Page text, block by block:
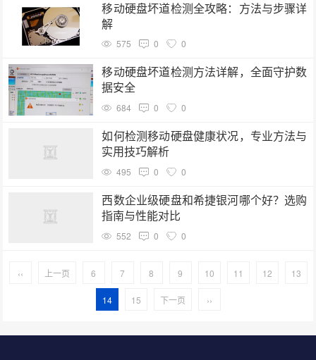
移动硬盘坏道检测全攻略：方法与步骤详
解
575 0 0
移动硬盘坏道检测方法详解，全面守护数
据安全
684 0 0
如何检测移动硬盘健康状况，专业方法与
实用技巧解析
495 0 0
西数企业级硬盘和希捷银河哪个好？选购
指南与性能对比
552 0 0
‹‹ 上一页 6 7 8 9 10 11 12 13
14 15 下一页 ››